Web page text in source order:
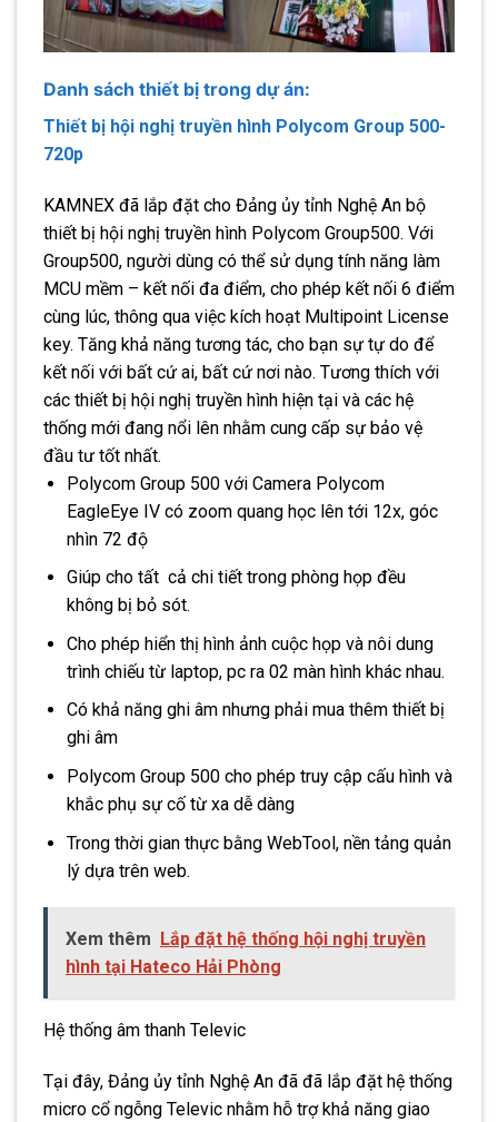
Danh sách thiết bị trong dự án:
Thiết bị hội nghị truyền hình Polycom Group 500-
720p
KAMNEX đã lắp đặt cho Đảng ủy tỉnh Nghệ An bộ
thiết bị hội nghị truyền hình Polycom Group500. Với
Group500, người dùng có thể sử dụng tính năng làm
MCU mềm – kết nối đa điểm, cho phép kết nối 6 điểm
cùng lúc, thông qua việc kích hoạt Multipoint License
key. Tăng khả năng tương tác, cho bạn sự tự do để
kết nối với bất cứ ai, bất cứ nơi nào. Tương thích với
các thiết bị hội nghị truyền hình hiện tại và các hệ
thống mới đang nổi lên nhằm cung cấp sự bảo vệ
đầu tư tốt nhất.
Polycom Group 500 với Camera Polycom
EagleEye IV có zoom quang học lên tới 12x, góc
nhìn 72 độ
Giúp cho tất cả chi tiết trong phòng họp đều
không bị bỏ sót.
Cho phép hiển thị hình ảnh cuộc họp và nôi dung
trình chiếu từ laptop, pc ra 02 màn hình khác nhau.
Có khả năng ghi âm nhưng phải mua thêm thiết bị
ghi âm
Polycom Group 500 cho phép truy cập cấu hình và
khắc phụ sự cố từ xa dễ dàng
Trong thời gian thực bằng WebTool, nền tảng quản
lý dựa trên web.
Xem thêm
Lắp đặt hệ thống hội nghị truyền
hình tại Hateco Hải Phòng
Hệ thống âm thanh Televic
Tại đây, Đảng ủy tỉnh Nghệ An đã đã lắp đặt hệ thống
micro cổ ngỗng Televic nhằm hỗ trợ khả năng giao